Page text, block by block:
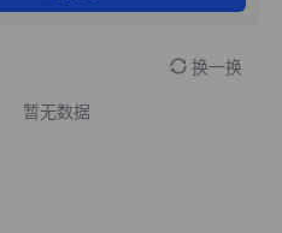
换一换
暂无数据